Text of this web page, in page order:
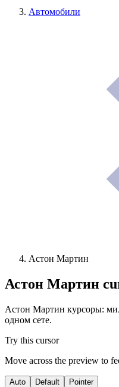
Автомобили
Астон Мартин
Астон Мартин
Астон Мартин курсоры:
одном сете.
Try this cursor
Move across the preview to
Auto Default Pointer